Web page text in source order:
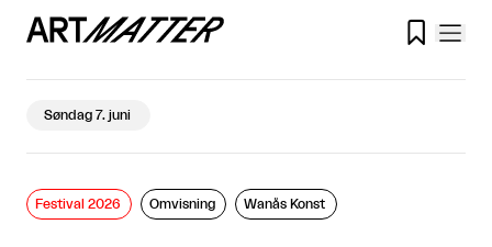

Søndag 7. juni
Festival 2026 Omvisning Wanås Konst